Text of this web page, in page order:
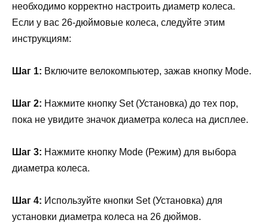
необходимо корректно настроить диаметр колеса.
Если у вас 26-дюймовые колеса, следуйте этим
инструкциям:
Шаг 1: Включите велокомпьютер, зажав кнопку Mode.
Шаг 2: Нажмите кнопку Set (Установка) до тех пор,
пока не увидите значок диаметра колеса на дисплее.
Шаг 3: Нажмите кнопку Mode (Режим) для выбора
диаметра колеса.
Шаг 4: Используйте кнопки Set (Установка) для
установки диаметра колеса на 26 дюймов.